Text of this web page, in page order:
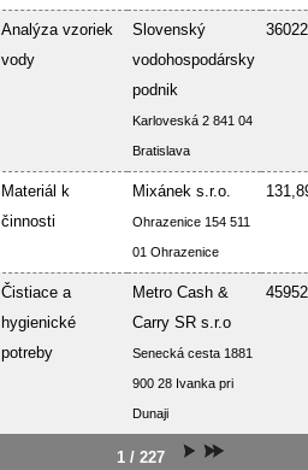
Analýza vzoriek
vody
Slovenský
vodohospodársky
podnik
Karloveská 2 841 04
Bratislava
Materiál k
činnosti
Mixánek s.r.o.
Ohrazenice 154 511
01 Ohrazenice
Čistiace a
hygienické
potreby
Metro Cash &
Carry SR s.r.o
Senecká cesta 1881
900 28 Ivanka pri
Dunaji
1 / 227